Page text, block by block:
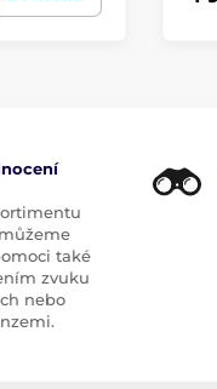
také
zvuku
nebo